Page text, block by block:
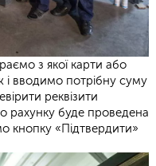
з якої карти або
і вводимо потрібну суму
реквізити
рахунку буде проведена
кнопку «Підтвердити»